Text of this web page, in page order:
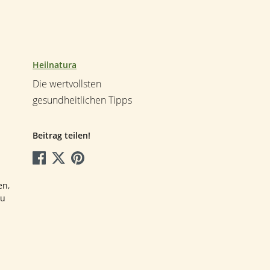
Heilnatura
Die wertvollsten
gesundheitlichen Tipps
Beitrag teilen!